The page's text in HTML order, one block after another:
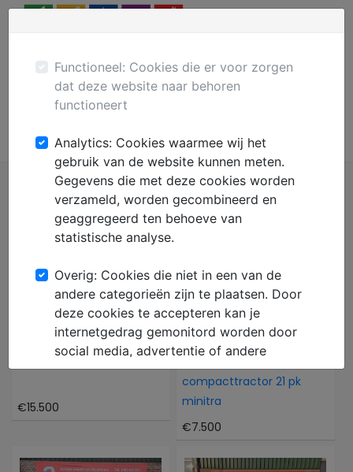
Plaats gratis advertentie
Mechanisatie
€15.500
compacttractor 21 pk
minitra
€7.500